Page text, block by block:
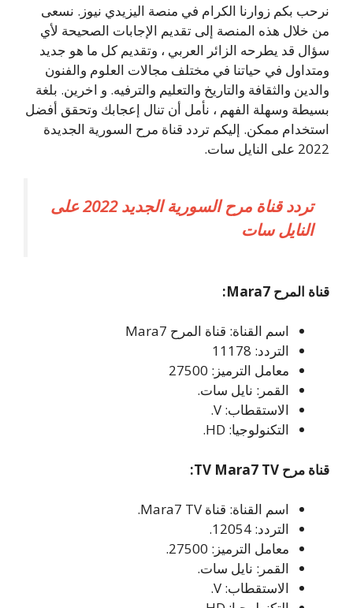
نرحب بكم زوارنا الكرام في منصة اليزيدي نيوز. نسعى
من خلال هذه المنصة إلى تقديم الإجابات الصحيحة لأي
سؤال قد يطرحه الزائر العربي ، وتقديم كل ما هو جديد
ومتداول في حياتنا في مختلف مجالات العلوم والفنون
والدين والثقافة والتاريخ والتعليم والترفيه. و اخرين. بلغة
بسيطة وسهلة الفهم ، نأمل أن تنال إعجابك وتحقق أفضل
استخدام ممكن. إليكم تردد قناة مرح السورية الجديدة
2022 على النايل سات.
تردد قناة مرح السورية الجديد 2022 على
النايل سات
قناة المرح Mara7:
اسم القناة: قناة المرح Mara7
التردد: 11178
معامل الترميز: 27500
القمر: نايل سات.
الاستقطاب: V.
التكنولوجيا: HD.
قناة مرح TV Mara7 TV:
اسم القناة: قناة Mara7 TV.
التردد: 12054.
معامل الترميز: 27500.
القمر: نايل سات.
الاستقطاب: V.